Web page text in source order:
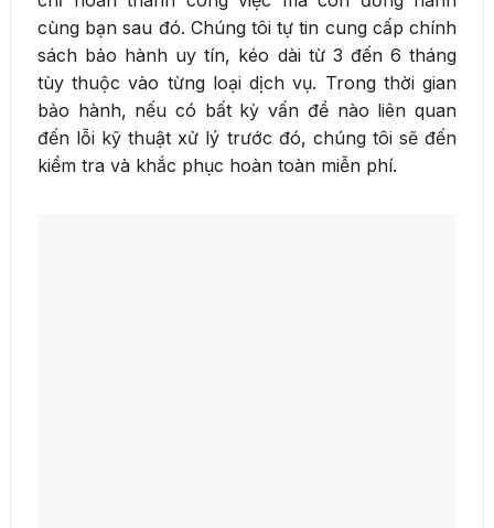
cùng bạn sau đó. Chúng tôi tự tin cung cấp chính
sách bảo hành uy tín, kéo dài từ 3 đến 6 tháng
tùy thuộc vào từng loại dịch vụ. Trong thời gian
bảo hành, nếu có bất kỳ vấn đề nào liên quan
đến lỗi kỹ thuật xử lý trước đó, chúng tôi sẽ đến
kiểm tra và khắc phục hoàn toàn miễn phí.